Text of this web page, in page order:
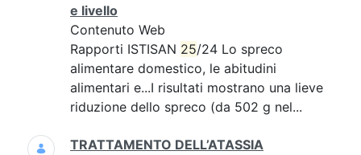
e livello
Contenuto Web
Rapporti ISTISAN 25/24 Lo spreco
alimentare domestico, le abitudini
alimentari e...I risultati mostrano una lieve
riduzione dello spreco (da 502 g nel...
TRATTAMENTO DELL’ATASSIA